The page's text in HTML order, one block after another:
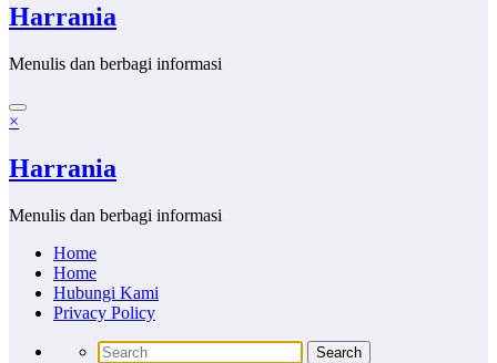
Harrania
Menulis dan berbagi informasi
×
Harrania
Menulis dan berbagi informasi
Home
Home
Hubungi Kami
Privacy Policy